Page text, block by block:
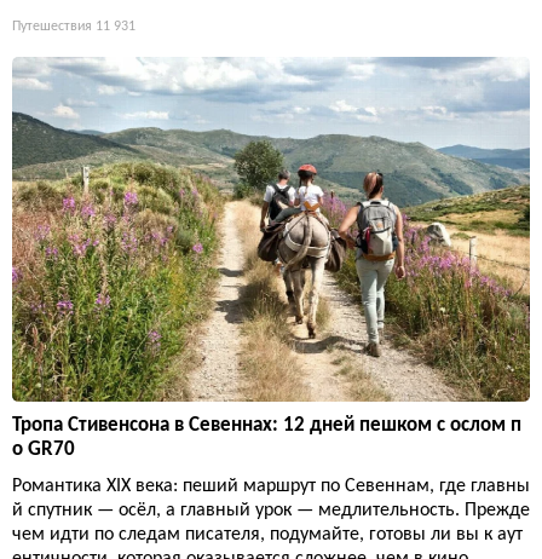
Путешествия 11 931
Тропа Стивенсона в Севеннах: 12 дней пешком с ослом п
о GR70
Романтика XIX века: пеший маршрут по Севеннам, где главны
й спутник — осёл, а главный урок — медлительность. Прежде
чем идти по следам писателя, подумайте, готовы ли вы к аут